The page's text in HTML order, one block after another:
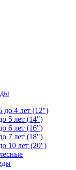
до 4 лет (12")
5 лет (14")
6 лет (16")
7 лет (18")
10 лет (20")